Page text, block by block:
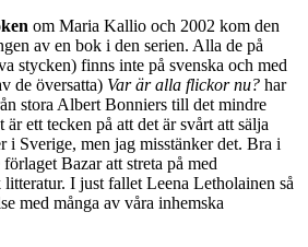
om Maria Kallio och 2002 kom den
av en bok i den serien. Alla de på
stycken) finns inte på svenska och med
de översatta) Var är alla flickor nu? har
stora Albert Bonniers till det mindre
är ett tecken på att det är svårt att sälja
i Sverige, men jag misstänker det. Bra i
Bazar att streta på med
I just fallet Leena Letholainen så
med många av våra inhemska